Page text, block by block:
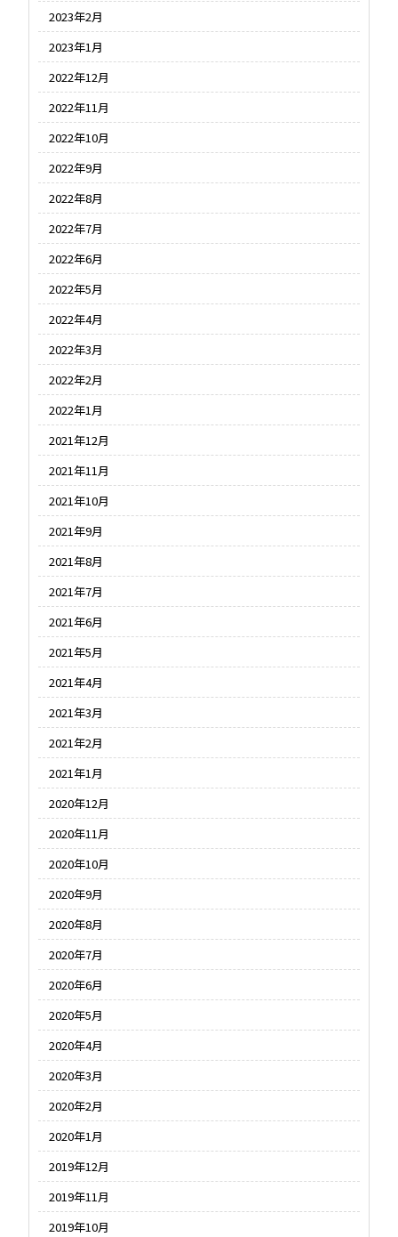
2023年2月
2023年1月
2022年12月
2022年11月
2022年10月
2022年9月
2022年8月
2022年7月
2022年6月
2022年5月
2022年4月
2022年3月
2022年2月
2022年1月
2021年12月
2021年11月
2021年10月
2021年9月
2021年8月
2021年7月
2021年6月
2021年5月
2021年4月
2021年3月
2021年2月
2021年1月
2020年12月
2020年11月
2020年10月
2020年9月
2020年8月
2020年7月
2020年6月
2020年5月
2020年4月
2020年3月
2020年2月
2020年1月
2019年12月
2019年11月
2019年10月